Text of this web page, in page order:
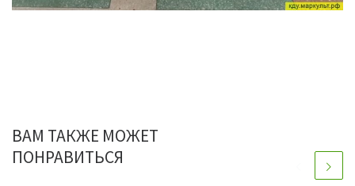
ВАМ ТАКЖЕ МОЖЕТ
ПОНРАВИТЬСЯ